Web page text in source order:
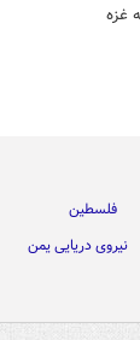
غزه
فلسطین
نیروی دریایی یمن